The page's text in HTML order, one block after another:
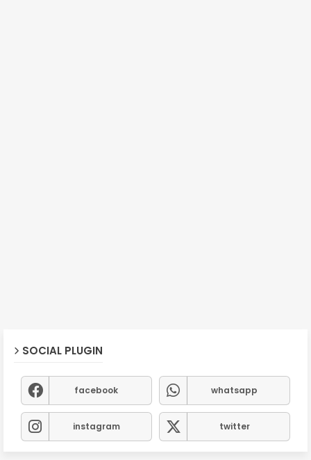
SOCIAL PLUGIN
facebook whatsapp
instagram twitter